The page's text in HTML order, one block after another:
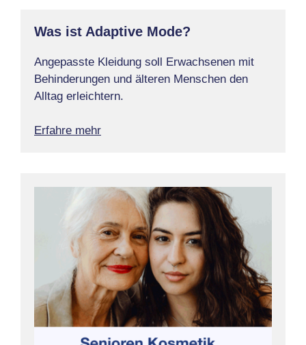
Was ist Adaptive Mode?
Angepasste Kleidung soll Erwachsenen mit
Behinderungen und älteren Menschen den
Alltag erleichtern.
Erfahre mehr